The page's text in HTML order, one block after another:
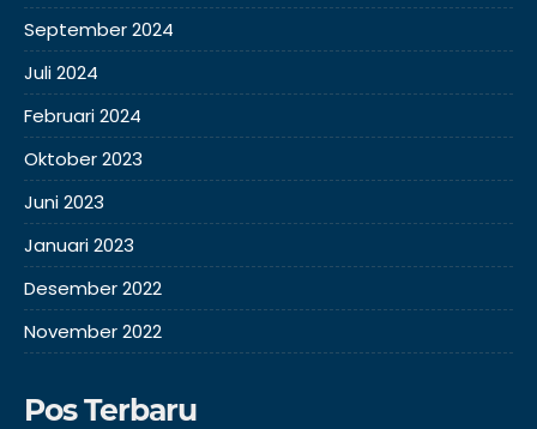
September 2024
Juli 2024
Februari 2024
Oktober 2023
Juni 2023
Januari 2023
Desember 2022
November 2022
Pos Terbaru